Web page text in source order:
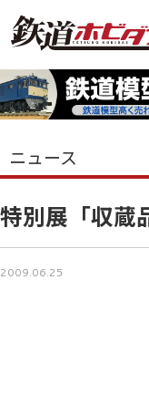
ニュース
特別展「収蔵
2009.06.25